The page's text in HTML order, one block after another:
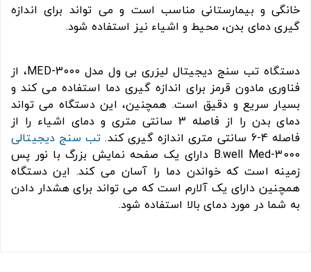
خانگی و بیمارستانی مناسب است و می تواند برای اندازه
گیری دمای بدن، محیط و اشیاء نیز استفاده شود.
دستگاه تب سنج دیجیتال لیزری بی ول مدل MED-3000، از
فناوری مادون قرمز برای اندازه گیری دما استفاده می کند و
بسیار سریع و دقیق است. همچنین، این دستگاه می تواند
دمای بدن را از فاصله 3 سانتی متری و دمای اشیاء را از
فاصله 4-6 سانتی متری اندازه گیری کند.
تب سنج دیجیتالی
B.well Med-3000 دارای یک صفحه نمایش بزرگ با نور پس
زمینه است که خواندن دما را آسان می کند. این دستگاه
همچنین دارای یک آلارم است که می تواند برای هشدار دادن
به شما در مورد دمای بالا استفاده شود.